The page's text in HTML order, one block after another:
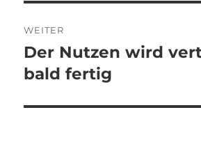
WEITER
Nächster
Beitrag:
Der Nutzen wird
bald fertig